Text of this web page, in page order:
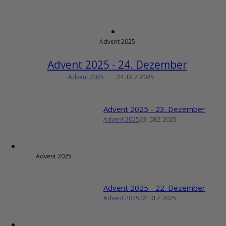
Advent 2025
Advent 2025 - 24. Dezember
Advent 2025 24. DEZ 2025
Advent 2025
Advent 2025 - 23. Dezember
Advent 202523. DEZ 2025
Advent 2025 - 22. Dezember
Advent 202522. DEZ 2025